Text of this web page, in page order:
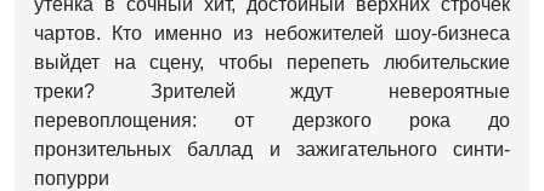
утенка в сочный хит, достойный верхних строчек
чартов. Кто именно из небожителей шоу-бизнеса
выйдет на сцену, чтобы перепеть любительские
треки? Зрителей ждут невероятные
перевоплощения: от дерзкого рока до
пронзительных баллад и зажигательного синти-
попурри